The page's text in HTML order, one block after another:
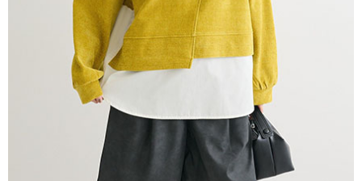
１．透過由恩沛科技股份有限公司提供之「AFTEE先享後付」服務完成之交
易，需依本服務之必要範圍內提供個人資料，並將交易相關給付款項請求債
權轉讓予恩沛科技股份有限公司。
２．關於個人資料處理事宜，請瀏覽以下網址：
https://aftee.tw/terms/#terms3
３．未成年的使用者請事先徵得法定代理人或監護人之同意方可使用
「AFTEE先享後付」，若未經同意申辦者引起之損失，本公司不負相關責
４．使用「AFTEE先享後付」時，將依據個別帳號之用戶狀況，依本公司即
時審查核予不同之上限額度；若仍有額度不足之情形，本公司將視審查結果
請求用戶進行身份認證。
每筆NT$60，滿NT$1,500(含以上)免運費
每筆NT$60，滿NT$1,500(含以上)免運費
每筆NT$90，滿NT$1,500(含以上)免運費